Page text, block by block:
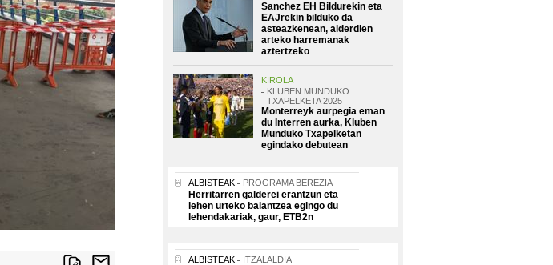
Sanchez EH Bildurekin eta
EAJrekin bilduko da
asteazkenean, alderdien
arteko harremanak
aztertzeko
KIROLA
KLUBEN MUNDUKO
TXAPELKETA 2025
Monterreyk aurpegia eman
du Interren aurka, Kluben
Munduko Txapelketan
egindako debutean
ALBISTEAK PROGRAMA BEREZIA
Herritarren galderei erantzun eta
lehen urteko balantzea egingo du
lehendakariak, gaur, ETB2n
ALBISTEAK ITZALALDIA